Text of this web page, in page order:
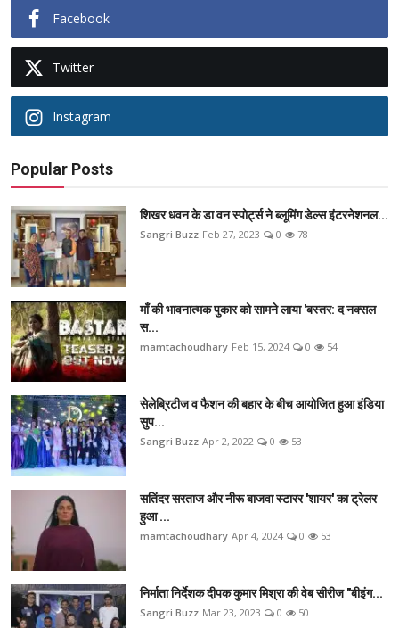
Facebook
Twitter
Instagram
Popular Posts
शिखर धवन के डा वन स्पोर्ट्स ने ब्लूमिंग डेल्स इंटरनेशनल...
Sangri Buzz Feb 27, 2023 0 78
माँ की भावनात्मक पुकार को सामने लाया 'बस्तर: द नक्सल
स...
mamtachoudhary Feb 15, 2024 0 54
सेलेब्रिटीज व फैशन की बहार के बीच आयोजित हुआ इंडिया
सुप...
Sangri Buzz Apr 2, 2022 0 53
सतिंदर सरताज और नीरू बाजवा स्टारर 'शायर' का ट्रेलर
हुआ ...
mamtachoudhary Apr 4, 2024 0 53
निर्माता निर्देशक दीपक कुमार मिश्रा की वेब सीरीज "बीइंग...
Sangri Buzz Mar 23, 2023 0 50